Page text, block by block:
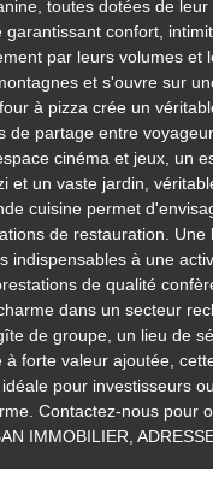
toutes dotées de
confort,
par leurs volumes et
et s'ouvre sur
à pizza crée un
partage entre
cinéma et jeux, un
et un vaste jardin,
cuisine permet
de restauration.
indispensables à une
de qualité
dans un secteur
de groupe, un lieu de
forte valeur ajoutée,
pour investisseurs
Contactez-nous pour
IMMOBILIER,